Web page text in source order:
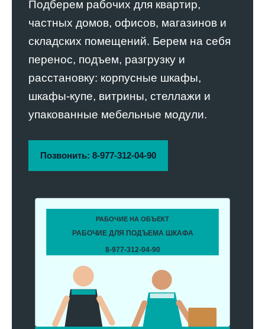
Подберем рабочих для квартир,
частных домов, офисов, магазинов и
складских помещений. Берем на себя
перенос, подъем, разгрузку и
расстановку: корпусные шкафы,
шкафы-купе, витрины, стеллажи и
упакованные мебельные модули.
Позвонить: 8-977-312-04-90
РАБОЧИЕ НА ОБЪЕКТ
РАБОЧИЕ ДЛЯ ПОДЪЕМА ШКАФА
8-977-312-04-90